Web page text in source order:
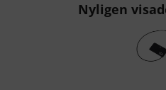
Nyligen